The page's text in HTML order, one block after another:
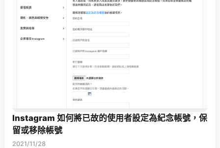
Instagram 如何將已故的使用者設定為紀念帳號，保
留或移除帳號
2021/11/28